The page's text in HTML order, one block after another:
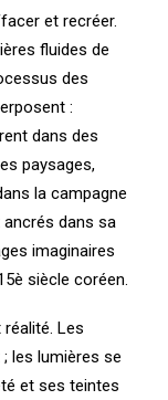
et recréer.
fluides de
des
:
dans des
paysages,
la campagne
ancrés dans sa
imaginaires
siècle coréen.
Les
les lumières se
et ses teintes